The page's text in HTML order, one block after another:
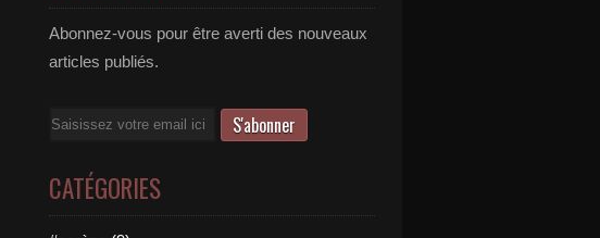
Abonnez-vous pour être averti des nouveaux
articles publiés.
Email
CATÉGORIES